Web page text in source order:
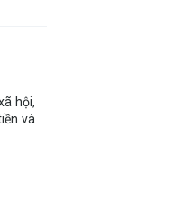
hội,
và